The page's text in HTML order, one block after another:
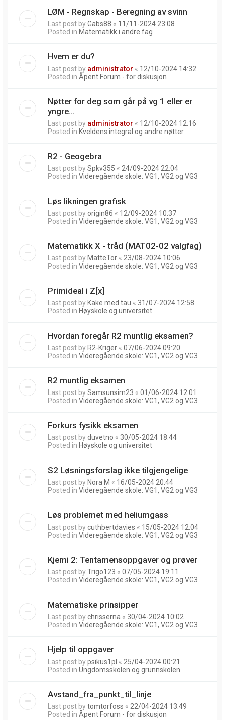
LØM - Regnskap - Beregning av svinn
Last post byGabs88 « 11/11-2024 23:08
Posted in Matematikk i andre fag
Hvem er du?
Last post by administrator « 12/10-2024 14:32
Posted in Åpent Forum - for diskusjon
Nøtter for deg som går på vg 1 eller er
yngre...
Last post by administrator « 12/10-2024 12:16
Posted in Kveldens integral og andre nøtter
R2 - Geogebra
Last post bySpkv355 « 24/09-2024 22:04
Posted in Videregående skole: VG1, VG2 og VG3
Løs likningen grafisk
Last post byorigin86 « 12/09-2024 10:37
Posted in Videregående skole: VG1, VG2 og VG3
Matematikk X - tråd (MAT02-02 valgfag)
Last post by MatteTor « 23/08-2024 10:06
Posted in Videregående skole: VG1, VG2 og VG3
Primideal i Z[x]
Last post by Kake med tau « 31/07-2024 12:58
Posted in Høyskole og universitet
Hvordan foregår R2 muntlig eksamen?
Last post by R2-Kriger « 07/06-2024 09:20
Posted in Videregående skole: VG1, VG2 og VG3
R2 muntlig eksamen
Last post bySamsunsim23 « 01/06-2024 12:01
Posted in Videregående skole: VG1, VG2 og VG3
Forkurs fysikk eksamen
Last post byduvetno « 30/05-2024 18:44
Posted in Høyskole og universitet
S2 Løsningsforslag ikke tilgjengelige
Last post by Nora M « 16/05-2024 20:44
Posted in Videregående skole: VG1, VG2 og VG3
Løs problemet med heliumgass
Last post bycuthbertdavies « 15/05-2024 12:04
Posted in Videregående skole: VG1, VG2 og VG3
Kjemi 2: Tentamensoppgaver og prøver
Last post byTrigo123 « 07/05-2024 19:11
Posted in Videregående skole: VG1, VG2 og VG3
Matematiske prinsipper
Last post bychrisserna « 30/04-2024 10:02
Posted in Videregående skole: VG1, VG2 og VG3
Hjelp til oppgaver
Last post bypsikus1pl « 25/04-2024 00:21
Posted in Ungdomsskolen og grunnskolen
Avstand_fra_punkt_til_linje
Last post bytomtorfoss « 22/04-2024 13:49
Posted in Åpent Forum - for diskusjon